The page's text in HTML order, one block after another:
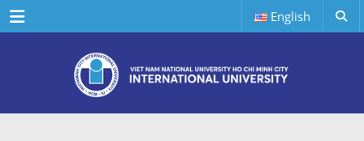
Menu English